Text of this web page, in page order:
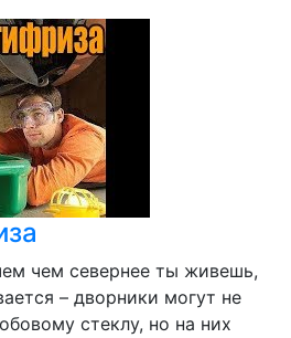
чем севернее ты живешь,
– дворники могут не
стеклу, но на них